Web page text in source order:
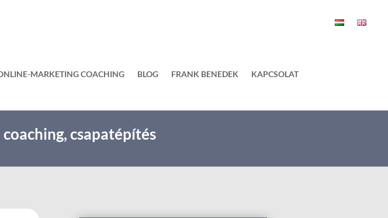
MARKETING COACHING BLOG FRANK BENEDEK KAPCSOLAT
csapatépítés